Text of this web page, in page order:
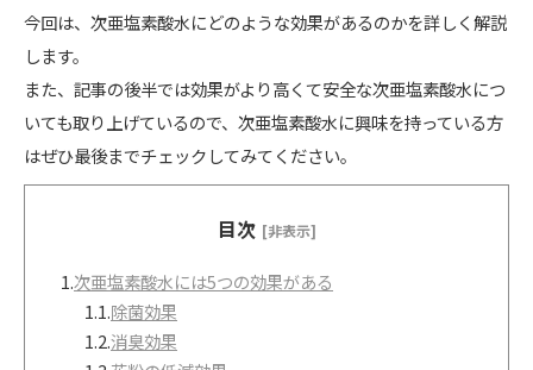
今回は、次亜塩素酸水にどのような効果があるのかを詳しく解説
します。
また、記事の後半では効果がより高くて安全な次亜塩素酸水につ
いても取り上げているので、次亜塩素酸水に興味を持っている方
はぜひ最後までチェックしてみてください。
目次 [非表示]
1.次亜塩素酸水には5つの効果がある
1.1.除菌効果
1.2.消臭効果